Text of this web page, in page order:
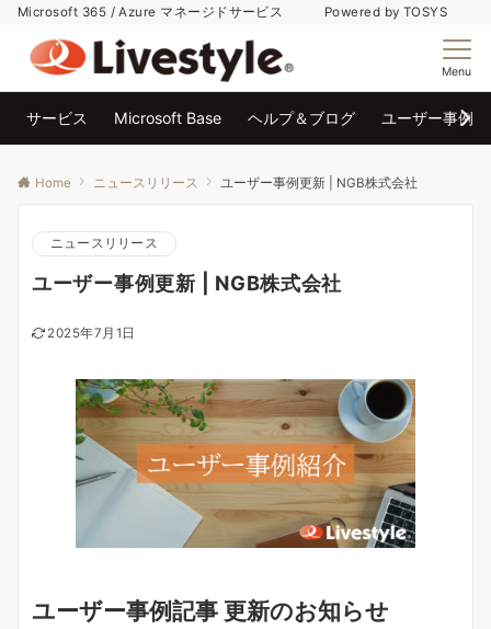
Microsoft 365 / Azure マネージドサービス Powered by TOSYS
Menu
サービス Microsoft Base ヘルプ＆ブログ ユーザー事例
Home ニュースリリース ユーザー事例更新 | NGB株式会社
ニュースリリース
ユーザー事例更新 | NGB株式会社
2025年7月1日
ユーザー事例記事 更新のお知らせ